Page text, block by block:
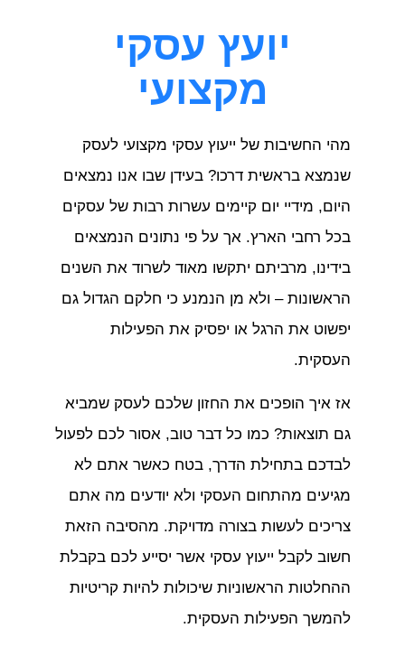
יועץ עסקי
מקצועי
מהי החשיבות של ייעוץ עסקי מקצועי לעסק
שנמצא בראשית דרכו? בעידן שבו אנו נמצאים
היום, מידיי יום קיימים עשרות רבות של עסקים
בכל רחבי הארץ. אך על פי נתונים הנמצאים
בידינו, מרביתם יתקשו מאוד לשרוד את השנים
הראשונות – ולא מן הנמנע כי חלקם הגדול גם
יפשוט את הרגל או יפסיק את הפעילות
העסקית.
אז איך הופכים את החזון שלכם לעסק שמביא
גם תוצאות? כמו כל דבר טוב, אסור לכם לפעול
לבדכם בתחילת הדרך, בטח כאשר אתם לא
מגיעים מהתחום העסקי ולא יודעים מה אתם
צריכים לעשות בצורה מדויקת. מהסיבה הזאת
חשוב לקבל ייעוץ עסקי אשר יסייע לכם בקבלת
ההחלטות הראשוניות שיכולות להיות קריטיות
להמשך הפעילות העסקית.